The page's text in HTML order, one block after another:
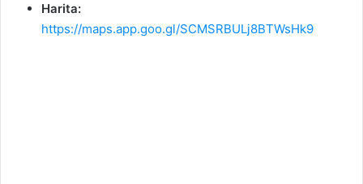
Harita:
https://maps.app.goo.gl/SCMSRBULj8BTWsHk9